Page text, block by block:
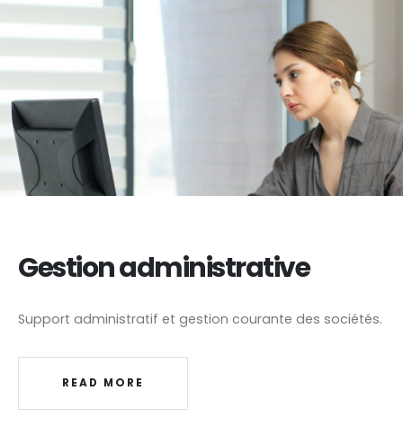
Gestion administrative
Support administratif et gestion courante des sociétés.
READ MORE